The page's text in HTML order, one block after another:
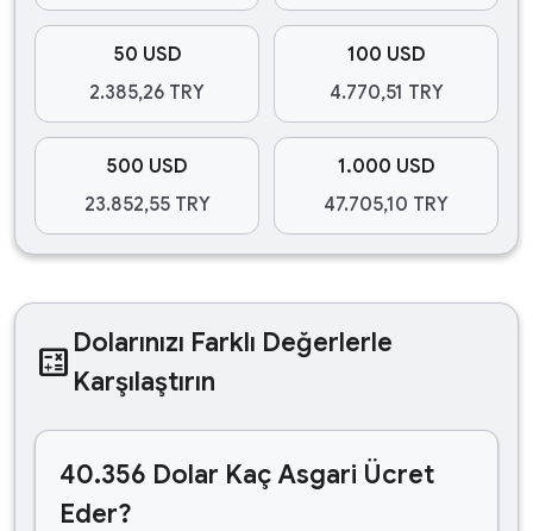
50 USD
2.385,26 TRY
100 USD
4.770,51 TRY
500 USD
23.852,55 TRY
1.000 USD
47.705,10 TRY
calculate Dolarınızı Farklı Değerlerle
Karşılaştırın
40.356 Dolar Kaç Asgari Ücret
Eder?